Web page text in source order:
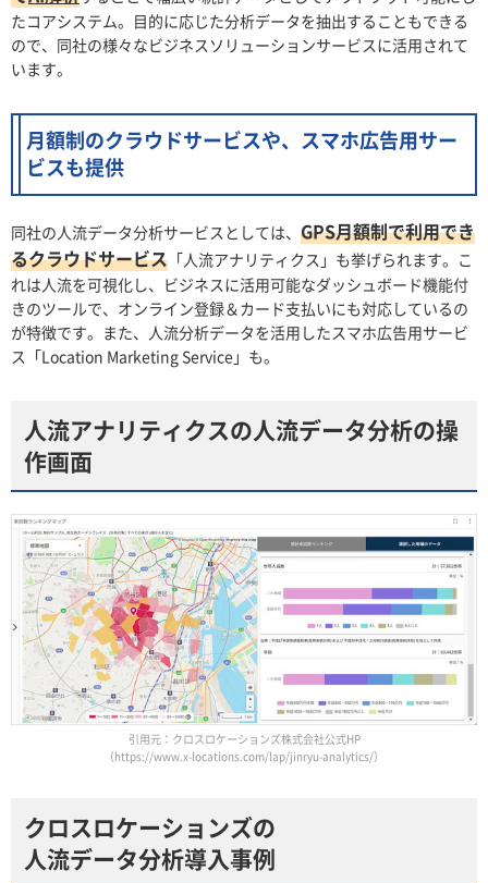
たコアシステム。目的に応じた分析データを抽出することもできる
ので、同社の様々なビジネスソリューションサービスに活用されて
います。
月額制のクラウドサービスや、スマホ広告用サー
ビスも提供
同社の人流データ分析サービスとしては、 GPS月額制で利用でき
るクラウドサービス 「人流アナリティクス」も挙げられます。こ
れは人流を可視化し、ビジネスに活用可能なダッシュボード機能付
きのツールで、オンライン登録＆カード支払いにも対応しているの
が特徴です。また、人流分析データを活用したスマホ広告用サービ
ス「Location Marketing Service」も。
人流アナリティクスの人流データ分析の操
作画面
引用元：クロスロケーションズ株式会社公式HP
（https://www.x-locations.com/lap/jinryu-analytics/）
クロスロケーションズの
人流データ分析導入事例